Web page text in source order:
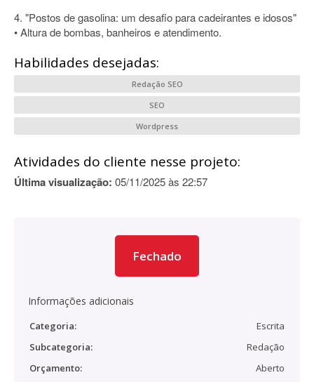
4. "Postos de gasolina: um desafio para cadeirantes e idosos"
• Altura de bombas, banheiros e atendimento.
Habilidades desejadas:
Redação SEO
SEO
Wordpress
Atividades do cliente nesse projeto:
Última visualização: 05/11/2025 às 22:57
Fechado
Informações adicionais
Categoria:
Escrita
Subcategoria:
Redação
Orçamento:
Aberto